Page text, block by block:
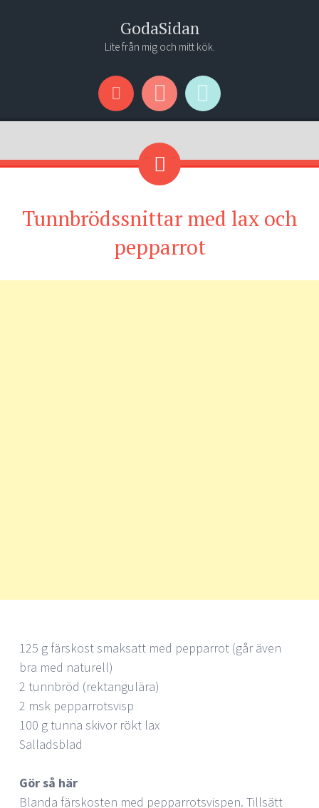
GodaSidan
Lite från mig och mitt kök.
Menu
Widgets
Search
Tunnbrödssnittar med lax och
pepparrot
125 g färskost smaksatt med pepparrot (går även
bra med naturell)
2 tunnbröd (rektangulära)
2 msk pepparrotsvisp
100 g tunna skivor rökt lax
Salladsblad
Gör så här
Blanda färskosten med pepparrotsvispen. Tillsätt